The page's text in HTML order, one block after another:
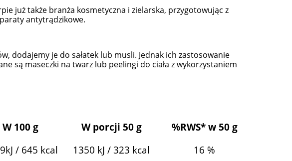
już także branża kosmetyczna i zielarska, przygotowując z
antytrądzikowe.
dodajemy je do sałatek lub musli. Jednak ich zastosowanie
są maseczki na twarz lub peelingi do ciała z wykorzystaniem
W 100 g W porcji 50 g
%RWS* w 50 g
/ 645 kcal 1350 kJ / 323 kcal
16 %